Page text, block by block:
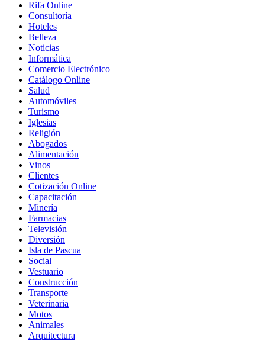
Rifa Online
Consultoría
Hoteles
Belleza
Noticias
Informática
Comercio Electrónico
Catálogo Online
Salud
Automóviles
Turismo
Iglesias
Religión
Abogados
Alimentación
Vinos
Clientes
Cotización Online
Capacitación
Minería
Farmacias
Televisión
Diversión
Isla de Pascua
Social
Vestuario
Construcción
Transporte
Veterinaria
Motos
Animales
Arquitectura